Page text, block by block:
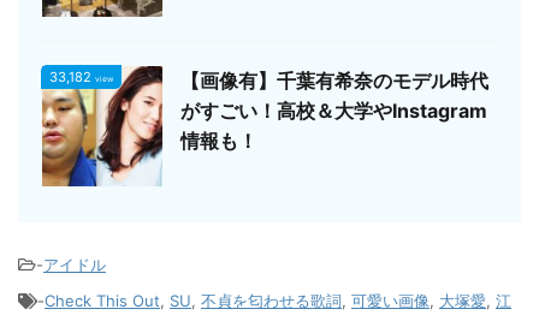
33,182 view
【画像有】千葉有希奈のモデル時代
がすごい！高校＆大学やInstagram
情報も！
-アイドル
-Check This Out, SU, 不貞を匂わせる歌詞, 可愛い画像, 大塚愛, 江